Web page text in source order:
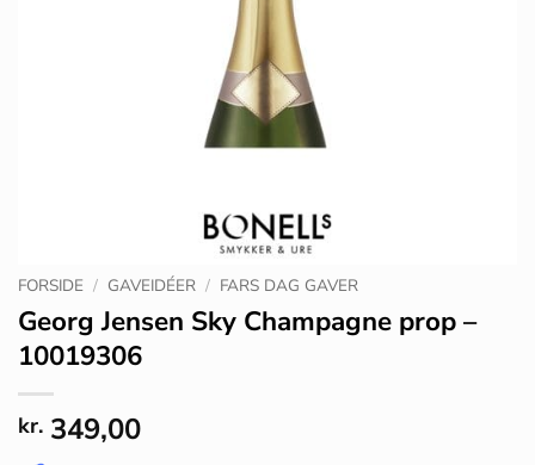
FORSIDE / GAVEIDÉER / FARS DAG GAVER
Georg Jensen Sky Champagne prop –
10019306
kr. 349,00